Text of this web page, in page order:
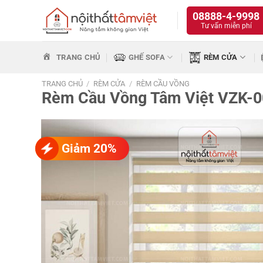
08888-4-9998
Tư vấn miễn phí
TRANG CHỦ GHẾ SOFA RÈM CỬA
TRANG CHỦ / RÈM CỬA / RÈM CẦU VỒNG
Rèm Cầu Vồng Tâm Việt VZK-
Giảm 20%